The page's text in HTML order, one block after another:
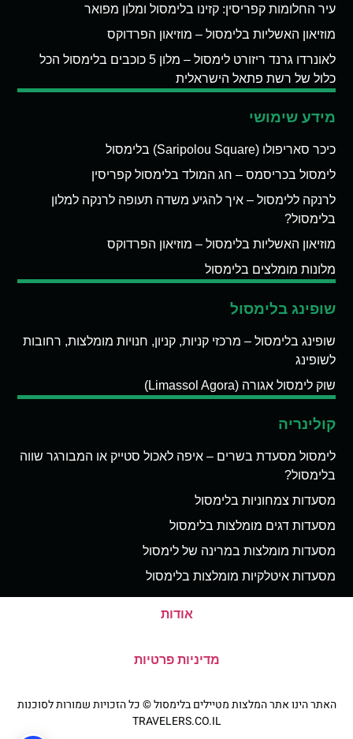
עיר החלומות קפריסין: קזינו בלימסול ומלון מפואר
מוזיאון האשליות בלימסול – מוזיאון הפרדוקס
לאונרדו גרנד ריזורט לימסול – מלון 5 כוכבים בלימסול הכל
כלול של רשת פתאל הישראלית
מידע שימושי
כיכר סאריפולו (Saripolou Square) בלימסול
לימסול בכריסמס – חג המולד בלימסול קפריסין
לרנקה ללימסול – איך להגיע משדה תעופה לרנקה למלון
בלימסול?
מוזיאון האשליות בלימסול – מוזיאון הפרדוקס
מלונות מומלצים בלימסול
שופינג בלימסול
שופינג בלימסול – מרכזי קניות, קניון, חנויות מומלצות, רחובות
לשופינג
שוק לימסול אגורה (Limassol Agora)
קולינריה
לימסול מסעדת בשרים – איפה לאכול סטייק או המבורגר שווה
בלימסול?
מסעדות צמחוניות בלימסול
מסעדות דגים מומלצות בלימסול
מסעדות מומלצות במרינה של לימסול
מסעדות איטלקיות מומלצות בלימסול
אודות
מדיניות פרטיות
האתר הינו אתר המלצות מטיילים בלימסול © כל הזכויות שמורות לסוכנות
TRAVELERS.CO.IL